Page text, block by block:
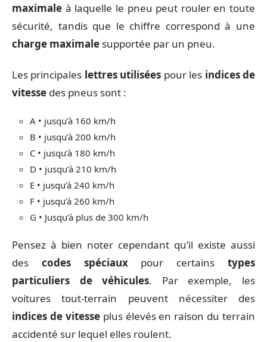
maximale à laquelle le pneu peut rouler en toute
sécurité, tandis que le chiffre correspond à une
charge maximale supportée par un pneu.
Les principales lettres utilisées pour les indices de
vitesse des pneus sont :
A • jusqu’à 160 km/h
B • jusqu’à 200 km/h
C • jusqu’à 180 km/h
D • jusqu’à 210 km/h
E • jusqu’à 240 km/h
F • jusqu’à 260 km/h
G • Jusqu’à plus de 300 km/h
Pensez à bien noter cependant qu’il existe aussi
des codes spéciauxpour certainstypes
particuliers de véhicules. Par exemple, les
voitures tout-terrain peuvent nécessiter des
indices de vitesseplus élevés en raison du terrain
accidenté sur lequel elles roulent.